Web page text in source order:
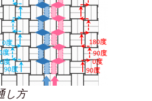
し方